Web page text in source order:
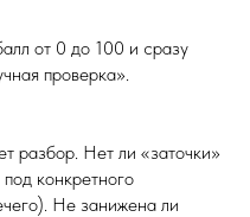
от 0 до 100 и сразу
проверка».
разбор. Нет ли «заточки»
конкретного
Не занижена ли